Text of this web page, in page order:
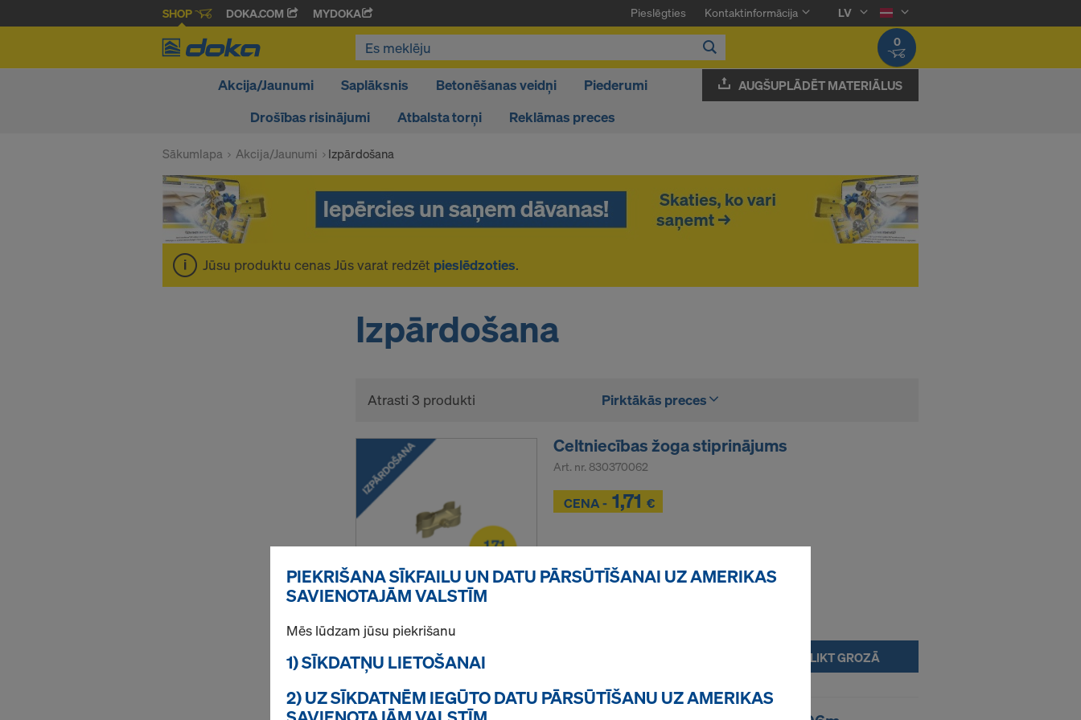
SHOP DOKA.COM MYDOKA Pieslēgties Kontaktinformācija
LV
0
Akcija/Jaunumi Saplāksnis Betonēšanas veidņi
Piederumi
Drošības risinājumi
Atbalsta torņi Reklāmas preces
AUGŠUPLĀDĒT MATERIĀLUS
Sākumlapa Akcija/Jaunumi Izpārdošana
Jūsu produktu cenas Jūs varat redzēt pieslēdzoties.
Izpārdošana
Atrasti 3 produkti Pirktākās preces
Celtniecības žoga stiprinājums
Art. nr. 830370062
CENA - 1,71 €
Jauns
IELIKT GROZĀ
PIEKRIŠANA SĪKFAILU UN DATU PĀRSŪTĪŠANAI UZ AMERIKAS
SAVIENOTAJĀM VALSTĪM
Mēs lūdzam jūsu piekrišanu
1) SĪKDATŅU LIETOŠANAI
2) UZ SĪKDATNĒM IEGŪTO DATU PĀRSŪTĪŠANU UZ AMERIKAS